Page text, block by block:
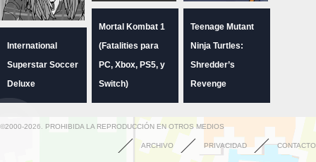
International
Superstar Soccer
Deluxe
Mortal Kombat 1
(Fatalities para
PC, Xbox, PS5, y
Switch)
Teenage Mutant
Ninja Turtles:
Shredder’s
Revenge
©2000-2026. PROHIBIDA LA REPRODUCCIÓN EN OTROS MEDIOS
ARCHIVO PRIVACIDAD CONTACTO